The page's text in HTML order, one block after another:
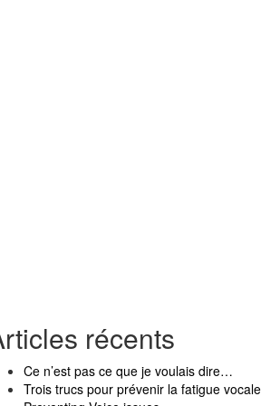
récents
Ce n’est pas ce que je voulais dire…
Trois trucs pour prévenir la fatigue vocale